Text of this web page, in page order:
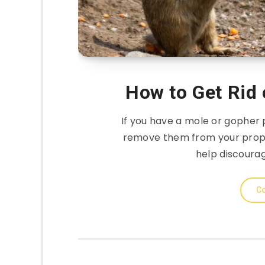
How to Get
If you have a mole or
remove them from your
help